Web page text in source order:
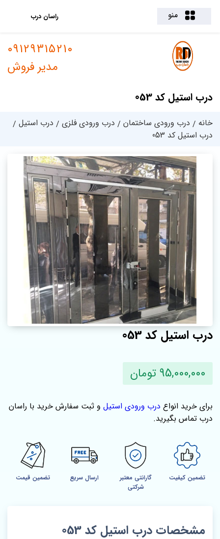
منو راسان درب
درب استیل کد 053
09129315210
مدیر فروش
خانه درب ورودی ساختمان درب ورودی فلزی
درب استیل
درب استیل کد 053
درب استیل کد 053
95,000,000 تومان
برای خرید انواع درب ورودی استیل و ثبت سفارش خرید با راسان
درب تماس بگیرید.
تضمین کیفیت
گارانتی معتبر
شرکتی
ارسال سریع تضمین قیمت
مشخصات درب استیل کد 053